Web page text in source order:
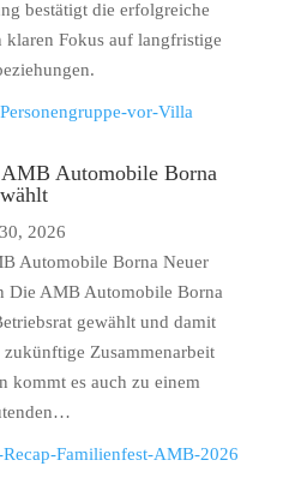
bestätigt die erfolgreiche
klaren Fokus auf langfristige
Automobile Borna
2026
Automobile Borna Neuer
Die AMB Automobile Borna
gewählt und damit
Zusammenarbeit
kommt es auch zu einem